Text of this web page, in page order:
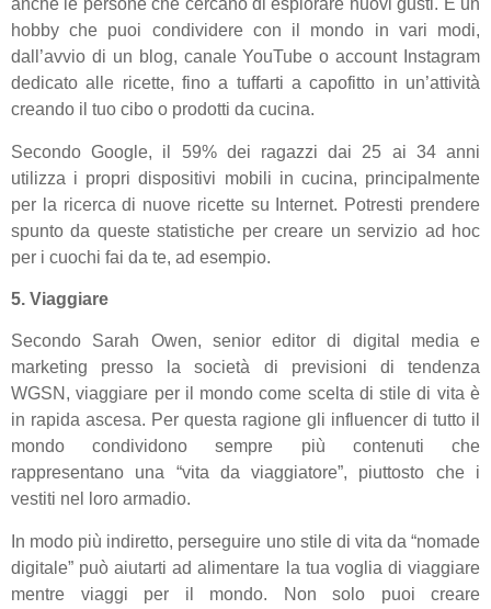
anche le persone che cercano di esplorare nuovi gusti. È un
hobby che puoi condividere con il mondo in vari modi,
dall’avvio di un blog, canale YouTube o account Instagram
dedicato alle ricette, fino a tuffarti a capofitto in un’attività
creando il tuo cibo o prodotti da cucina.
Secondo Google, il 59% dei ragazzi dai 25 ai 34 anni
utilizza i propri dispositivi mobili in cucina, principalmente
per la ricerca di nuove ricette su Internet. Potresti prendere
spunto da queste statistiche per creare un servizio ad hoc
per i cuochi fai da te, ad esempio.
5. Viaggiare
Secondo Sarah Owen, senior editor di digital media e
marketing presso la società di previsioni di tendenza
WGSN, viaggiare per il mondo come scelta di stile di vita è
in rapida ascesa. Per questa ragione gli influencer di tutto il
mondo condividono sempre più contenuti che
rappresentano una “vita da viaggiatore”, piuttosto che i
vestiti nel loro armadio.
In modo più indiretto, perseguire uno stile di vita da “nomade
digitale” può aiutarti ad alimentare la tua voglia di viaggiare
mentre viaggi per il mondo. Non solo puoi creare